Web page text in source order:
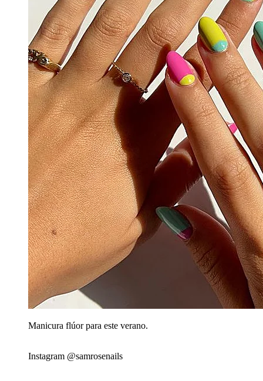
Manicura flúor para este verano.
Instagram @samrosenails